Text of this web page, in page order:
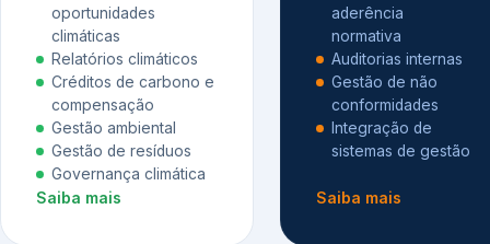
oportunidades
climáticas
Relatórios climáticos
Créditos de carbono e
compensação
Gestão ambiental
Gestão de resíduos
Governança climática
Saiba mais
aderência
normativa
Auditorias internas
Gestão de não
conformidades
Integração de
sistemas de gestão
Saiba mais